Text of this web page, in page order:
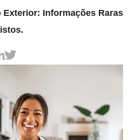
Exterior: Informações Raras